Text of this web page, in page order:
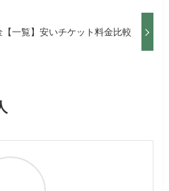
一覧】安いチケット料金比較